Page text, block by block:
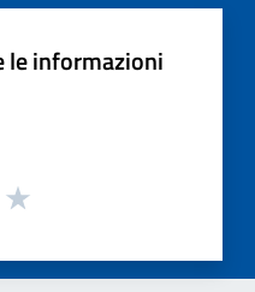
le informazioni